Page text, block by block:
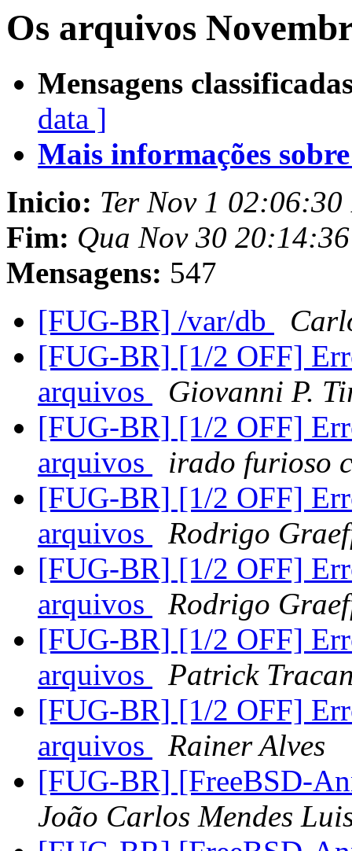
Os arquivos
Mensagens
data ]
Mais informações
Inicio: Ter Nov 1 02:06:30
Fim: Qua Nov 30
Mensagens: 547
[FUG-BR] /var/db
[FUG-BR] [1/2 OFF]
arquivos
Giovanni P.
[FUG-BR] [1/2 OFF]
arquivos
irado furioso
[FUG-BR] [1/2 OFF]
arquivos
Rodrigo
[FUG-BR] [1/2 OFF]
arquivos
Rodrigo
[FUG-BR] [1/2 OFF]
arquivos
Patrick
[FUG-BR] [1/2 OFF]
arquivos
Rainer Alves
[FUG-BR] [FreeBSD-
João Carlos Mendes